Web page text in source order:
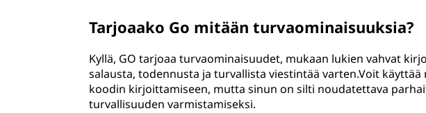
Tarjoaako Go mitään turvaominaisuuksia?
Kyllä, GO tarjoaa turvaominaisuudet, mukaan lukien vahvat
salausta, todennusta ja turvallista viestintää varten.Voit
koodin kirjoittamiseen, mutta sinun on silti noudatettava
turvallisuuden varmistamiseksi.